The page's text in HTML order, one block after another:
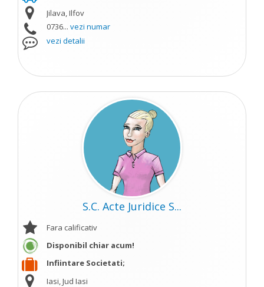
Jilava, Ilfov
0736... vezi numar
vezi detalii
S.C. Acte Juridice S...
Fara calificativ
Disponibil chiar acum!
Infiintare Societati;
Iasi, Jud Iasi